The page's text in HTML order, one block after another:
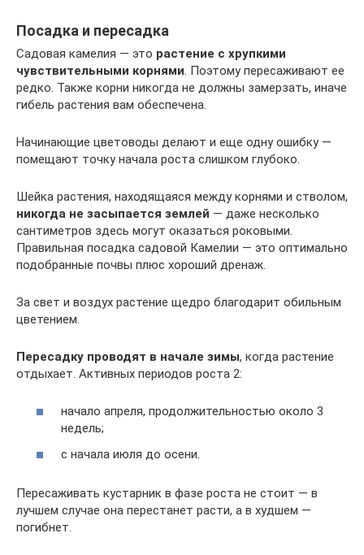
Посадка и пересадка
Садовая камелия — это растение с хрупкими
чувствительными корнями . Поэтому пересаживают ее
редко. Также корни никогда не должны замерзать, иначе
гибель растения вам обеспечена.
Начинающие цветоводы делают и еще одну ошибку —
помещают точку начала роста слишком глубоко.
Шейка растения, находящаяся между корнями и стволом,
никогда не засыпается землей — даже несколько
сантиметров здесь могут оказаться роковыми.
Правильная посадка садовой Камелии — это оптимально
подобранные почвы плюс хороший дренаж.
За свет и воздух растение щедро благодарит обильным
цветением.
Пересадку проводят в начале зимы, когда растение
отдыхает. Активных периодов роста 2:
начало апреля, продолжительностью около 3
недель;
с начала июля до осени.
Пересаживать кустарник в фазе роста не стоит — в
лучшем случае она перестанет расти, а в худшем —
погибнет.